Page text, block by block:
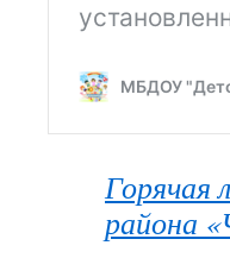
Горячая
района